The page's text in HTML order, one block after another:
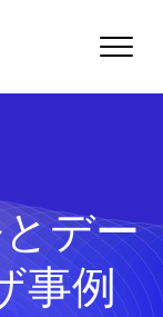
Toggle
デー
事例